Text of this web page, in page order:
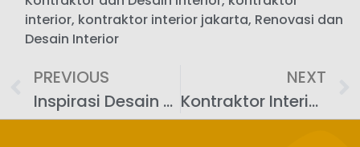
interior, kontraktor interior jakarta, Renovasi dan
Desain Interior
PREVIOUS
Inspirasi Desain Kamar Tidur Aesthetic untuk Remaja
NEXT
Kontraktor Interior Jakarta Pusat: Wujudkan Desain Impian Anda